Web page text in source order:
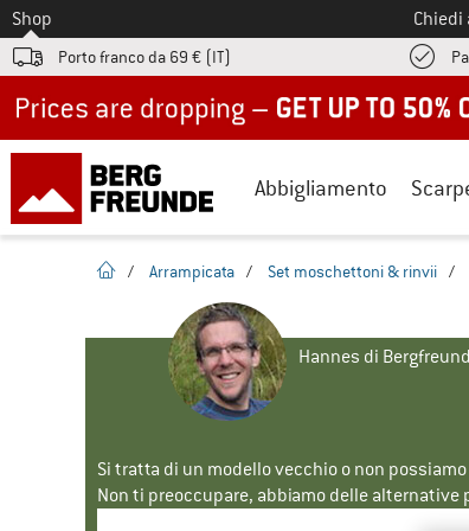
Allo
Shop Chiedi
Porto franco da 69 € (IT)
Abbigliamento
pagina iniziale
/ Arrampicata / Set moschettoni & rinvii /
Hannes di
Si tratta di un modello vecchio o non
Non ti preoccupare, abbiamo delle alternative